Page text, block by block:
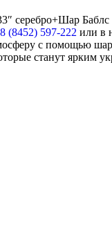
серебро+Шар
8 (8452) 597-222 или в
с помощью
станут ярким